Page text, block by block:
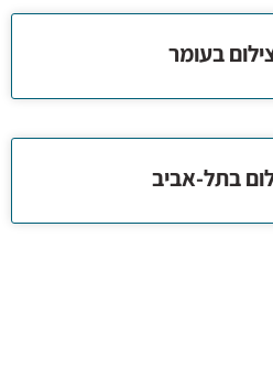
בעומר
בתל-אביב